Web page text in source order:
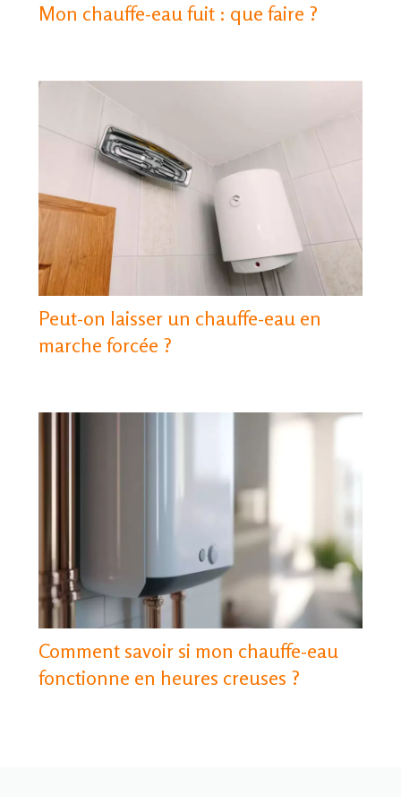
Mon chauffe-eau fuit : que faire ?
Peut-on laisser un chauffe-eau en
marche forcée ?​
Comment savoir si mon chauffe-eau
fonctionne en heures creuses ?